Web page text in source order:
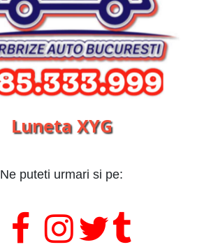
Luneta XYG
Ne puteti urmari si pe:
